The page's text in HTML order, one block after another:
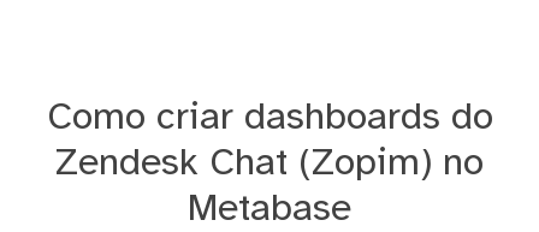
Como criar dashboards do
Zendesk Chat (Zopim) no
Metabase